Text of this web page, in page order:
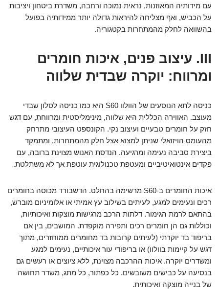
עם מידותיה המאוזנות, נראית נמוכה ורחבה, משדרת ביטחון ויציבות
על הכביש, ואף מצליחה להיראות גדולה יותר ממידותיה בפועל
בהשוואה לחלק מהמתחרות בקטגוריה.
III. עיצוב פנים, איכות חומרים
ומרווח: יוקרה שבדית שלווה
כניסה לתא הנוסעים של הוולוו S60 היא כמו כניסה לסלון שבדי
מעוצב. האווירה הכללית היא שלווה, מינימליסטית ומרווחת, עם דגש
חזק על חומרים טבעיים ועיצוב נקי. הקונספט העיצובי מתרחק
מהעומס הויזואלי שניתן למצוא אצל חלק מהמתחרות, ומתמקד
ביצירת סביבה נעימה ומרגיעה. הנדסת האנוש מצוינת ברובה, עם
פקדים אינטואיטיביים ומעטפת טכנולוגית עוטפת אך לא משתלטת.
איכות החומרים ב-S60 מרשימה בהחלט. הדשבורד מכוסה בחומרים
רכים ונעימים למגע, לעיתים בשילוב עץ אמיתי או אלומיניום מוברש,
בהתאם לרמת הגימור. דלתות הרכב מרגישות מוצקות ואיכותיות,
וכוללות גם הן חומרים רכים ותפירה מוקפדת. המושבים, בין אם
בריפוד בד יוקרתי (לעיתים קרובות בד מחומרים ממוחזרים, מתוך
דגש על קיימות בוולוו) או בריפודי עור איכותיים, נעימים למגע
ומשדרים יוקרה. איכות ההרכבה מצוינת, ללא ציוצים או רעשים גם
בנסיעה על כבישים משובשים. כל כפתור, כל מתג, משדר תחושה
של בנייה מוצקה ואיכותית.